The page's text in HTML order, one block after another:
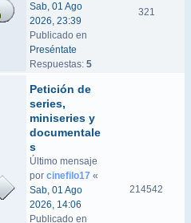
Sab, 01 Ago
2026, 23:39
Publicado en
Preséntate
Respuestas: 5
321
Petición de
series,
miniseries y
documentale
s
Último mensaje
por cinefilo17 «
Sab, 01 Ago
2026, 14:06
Publicado en
214542